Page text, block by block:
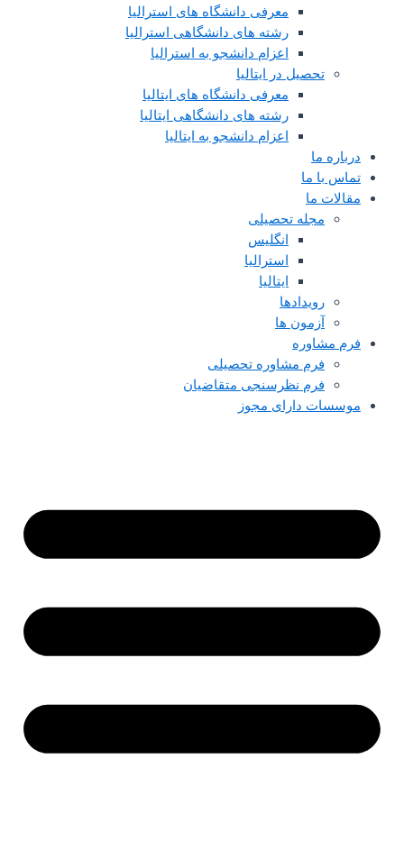
معرفی دانشگاه های استرالیا
رشته های دانشگاهی استرالیا
اعزام دانشجو به استرالیا
تحصیل در ایتالیا
معرفی دانشگاه های ایتالیا
رشته های دانشگاهی ایتالیا
اعزام دانشجو به ایتالیا
درباره ما
تماس با ما
مقالات ما
مجله تحصیلی
انگلیس
استرالیا
ایتالیا
رویدادها
آزمون ها
فرم مشاوره
فرم مشاوره تحصیلی
فرم نظرسنجی متقاضیان
موسسات دارای مجوز